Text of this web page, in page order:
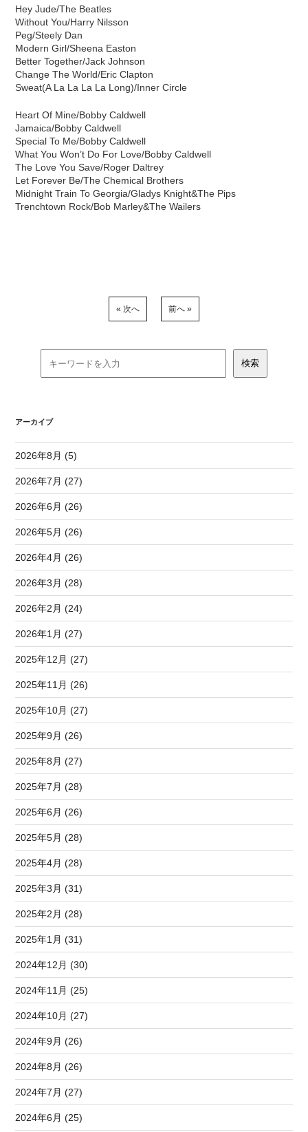
Hey Jude/The Beatles
Without You/Harry Nilsson
Peg/Steely Dan
Modern Girl/Sheena Easton
Better Together/Jack Johnson
Change The World/Eric Clapton
Sweat(A La La La La Long)/Inner Circle
Heart Of Mine/Bobby Caldwell
Jamaica/Bobby Caldwell
Special To Me/Bobby Caldwell
What You Won’t Do For Love/Bobby Caldwell
The Love You Save/Roger Daltrey
Let Forever Be/The Chemical Brothers
Midnight Train To Georgia/Gladys Knight&The Pips
Trenchtown Rock/Bob Marley&The Wailers
« 次へ 前へ »
アーカイブ
2026年8月 (5)
2026年7月 (27)
2026年6月 (26)
2026年5月 (26)
2026年4月 (26)
2026年3月 (28)
2026年2月 (24)
2026年1月 (27)
2025年12月 (27)
2025年11月 (26)
2025年10月 (27)
2025年9月 (26)
2025年8月 (27)
2025年7月 (28)
2025年6月 (26)
2025年5月 (28)
2025年4月 (28)
2025年3月 (31)
2025年2月 (28)
2025年1月 (31)
2024年12月 (30)
2024年11月 (25)
2024年10月 (27)
2024年9月 (26)
2024年8月 (26)
2024年7月 (27)
2024年6月 (25)